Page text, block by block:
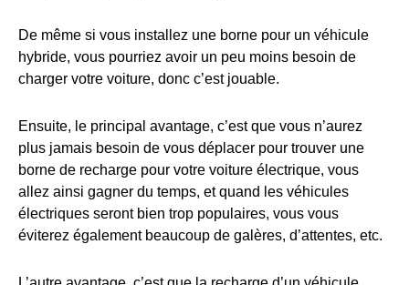
De même si vous installez une borne pour un véhicule
hybride, vous pourriez avoir un peu moins besoin de
charger votre voiture, donc c’est jouable.
Ensuite, le principal avantage, c’est que vous n’aurez
plus jamais besoin de vous déplacer pour trouver une
borne de recharge pour votre voiture électrique, vous
allez ainsi gagner du temps, et quand les véhicules
électriques seront bien trop populaires, vous vous
éviterez également beaucoup de galères, d’attentes, etc.